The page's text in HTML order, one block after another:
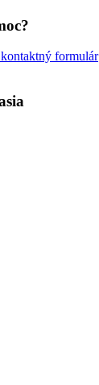
kontaktný formulár